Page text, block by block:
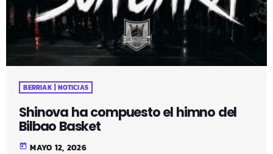
BERRIAK | NOTICIAS
Shinova ha compuesto el himno del
Bilbao Basket
today MAYO 12, 2026